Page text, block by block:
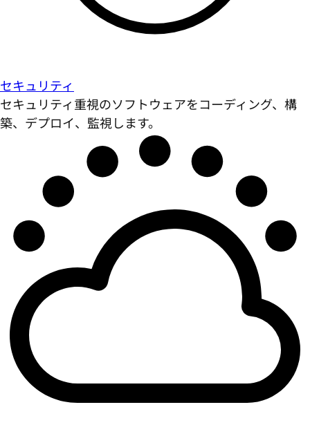
セキュリティ
セキュリティ重視のソフトウェアをコーディング、構
築、デプロイ、監視します。